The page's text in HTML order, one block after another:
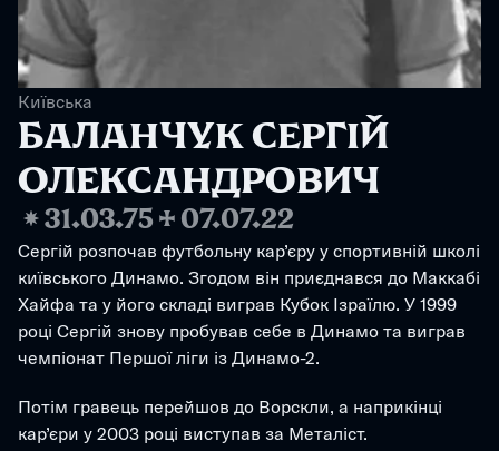
Київська
БАЛАНЧУК СЕРГІЙ
ОЛЕКСАНДРОВИЧ
❋31.03.75 ✢ 07.07.22
Сергій розпочав футбольну кар’єру у спортивній школі
київського Динамо. Згодом він приєднався до Маккабі
Хайфа та у його складі виграв Кубок Ізраїлю. У 1999
році Сергій знову пробував себе в Динамо та виграв
чемпіонат Першої ліги із Динамо-2.
Потім гравець перейшов до Ворскли, а наприкінці
кар’єри у 2003 році виступав за Металіст.